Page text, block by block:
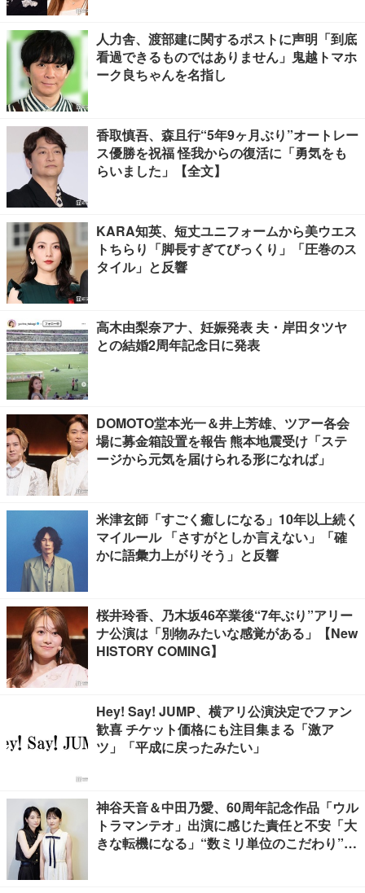
人力舎、渡部建に関するポストに声明「到底
看過できるものではありません」鬼越トマホ
ーク良ちゃんを名指し
香取慎吾、森且行“5年9ヶ月ぶり”オートレー
ス優勝を祝福 怪我からの復活に「勇気をも
らいました」【全文】
KARA知英、短丈ユニフォームから美ウエス
トちらり「脚長すぎてびっくり」「圧巻のス
タイル」と反響
高木由梨奈アナ、妊娠発表 夫・岸田タツヤ
との結婚2周年記念日に発表
DOMOTO堂本光一＆井上芳雄、ツアー各会
場に募金箱設置を報告 熊本地震受け「ステ
ージから元気を届けられる形になれば」
米津玄師「すごく癒しになる」10年以上続く
マイルール 「さすがとしか言えない」「確
かに語彙力上がりそう」と反響
桜井玲香、乃木坂46卒業後“7年ぶり”アリー
ナ公演は「別物みたいな感覚がある」【New
HISTORY COMING】
Hey! Say! JUMP、横アリ公演決定でファン
歓喜 チケット価格にも注目集まる「激ア
ツ」「平成に戻ったみたい」
神谷天音＆中田乃愛、60周年記念作品「ウル
トラマンテオ」出演に感じた責任と不安「大
きな転機になる」“数ミリ単位のこだわり”特